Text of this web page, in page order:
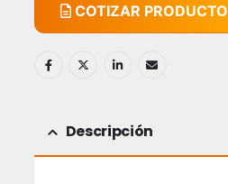
COTIZAR PRODUCTO
Descripción